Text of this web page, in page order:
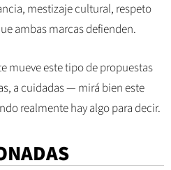
mestizaje cultural, respeto
ambas marcas defienden.
mueve este tipo de propuestas
a cuidadas — mirá bien este
realmente hay algo para decir.